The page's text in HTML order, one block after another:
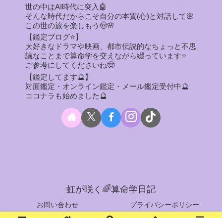
世の中はAI時代に突入🤖
そんな時代だからこそ自分の本質(心)と対話して🌸
この世の旅を楽しもう🤠🌸
【鑑定ブログ⭐】
大好きなドラマや映画、都市伝説的なちょっと不思
議なことまで算命学を交えながら綴っています⭐
ご参考にしてくださいね🤠
【鑑定してます🔮】
対面鑑定・オンライン鑑定・メール鑑定受付中🔮
ココナラも始めました🔮
虹が咲く🌈算命学日記
お問い合わせ プライバシーポリシー